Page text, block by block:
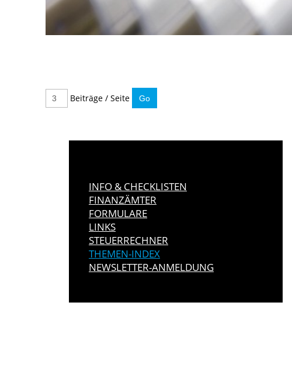
Beiträge / Seite
INFO & CHECKLISTEN
FINANZÄMTER
FORMULARE
LINKS
STEUERRECHNER
THEMEN-INDEX
NEWSLETTER-ANMELDUNG